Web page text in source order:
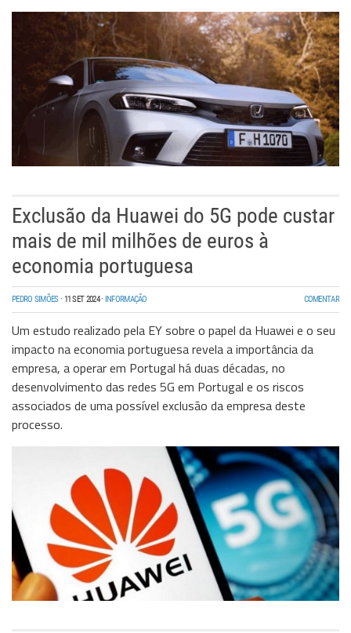
Exclusão da Huawei do 5G pode custar
mais de mil milhões de euros à
economia portuguesa
PEDRO SIMÕES· 11 SET 2024· INFORMAÇÃO COMENTAR
Um estudo realizado pela EY sobre o papel da Huawei e o seu
impacto na economia portuguesa revela a importância da
empresa, a operar em Portugal há duas décadas, no
desenvolvimento das redes 5G em Portugal e os riscos
associados de uma possível exclusão da empresa deste
processo.